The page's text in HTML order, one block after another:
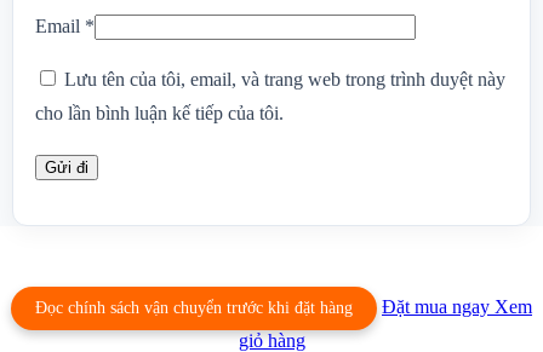
Email *
Lưu tên của tôi, email, và trang web trong trình duyệt này
cho lần bình luận kế tiếp của tôi.
Đọc chính sách vận chuyển trước khi đặt hàng Đặt mua ngay Xem
giỏ hàng